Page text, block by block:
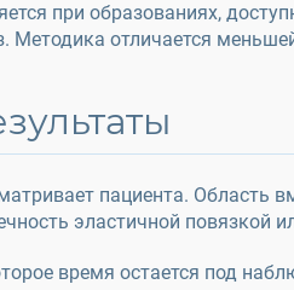
при образованиях,
Методика отличается
пациента.
эластичной повязкой
время остается под